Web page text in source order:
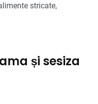
stricate,
și sesiza